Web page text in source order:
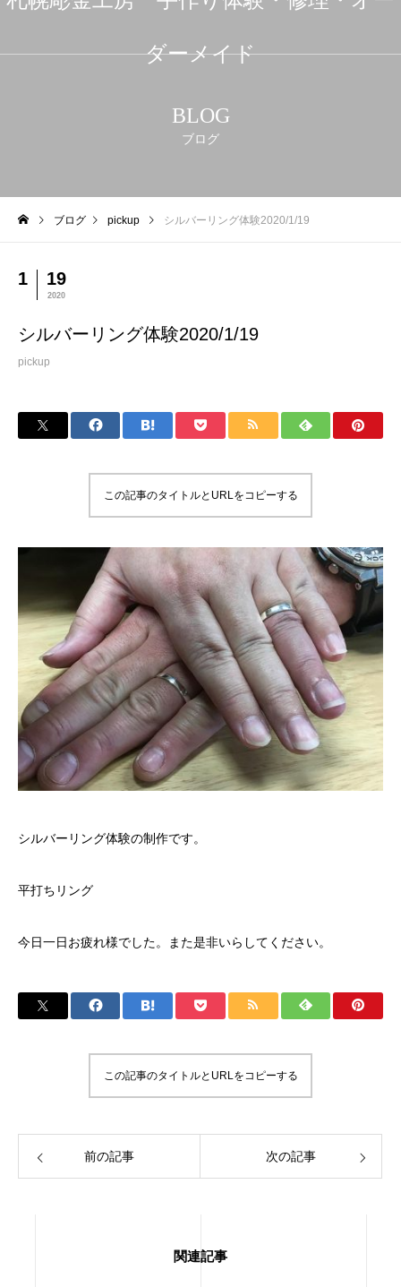
ダーメイド
BLOG
ブログ
ブログ pickup シルバーリング体験2020/1/19
1 19
2020
シルバーリング体験2020/1/19
pickup
この記事のタイトルとURLをコピーする
シルバーリング体験の制作です。
平打ちリング
今日一日お疲れ様でした。また是非いらしてください。
この記事のタイトルとURLをコピーする
前の記事 次の記事
関連記事